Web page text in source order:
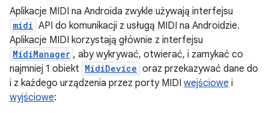
Aplikacje MIDI na Androida zwykle używają interfejsu
midi API do komunikacji z usługą MIDI na Androidzie.
Aplikacje MIDI korzystają głównie z interfejsu
MidiManager , aby wykrywać, otwierać, i zamykać co
najmniej 1 obiekt MidiDevice oraz przekazywać dane do
i z każdego urządzenia przez porty MIDI wejściowe i
wyjściowe: